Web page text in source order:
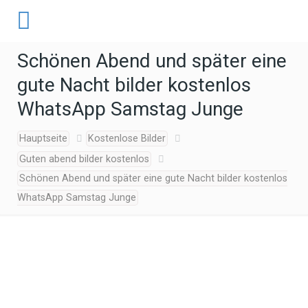
Schönen Abend und später eine
gute Nacht bilder kostenlos
WhatsApp Samstag Junge
Hauptseite
Kostenlose Bilder
Guten abend bilder kostenlos
Schönen Abend und später eine gute Nacht bilder kostenlos
WhatsApp Samstag Junge